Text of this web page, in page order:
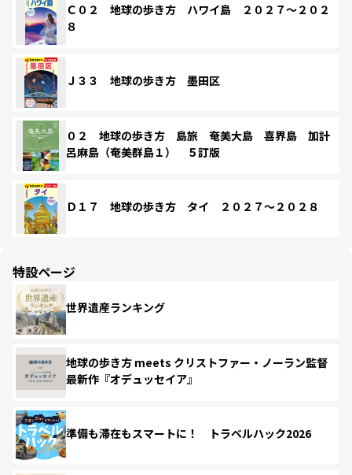
Ｃ０２ 地球の歩き方 ハワイ島 ２０２７～２０２
８
Ｊ３３ 地球の歩き方 墨田区
０２ 地球の歩き方 島旅 奄美大島 喜界島 加計
呂麻島（奄美群島１） ５訂版
Ｄ１７ 地球の歩き方 タイ ２０２７～２０２８
特設ページ
世界遺産ランキング
地球の歩き方 meets クリストファー・ノーラン監督
最新作『オデュッセイア』
準備も滞在もスマートに！ トラベルハック2026